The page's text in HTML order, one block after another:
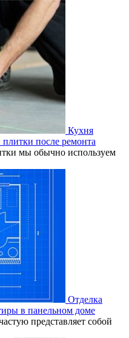
Кухня
плитки после ремонта
мы обычно используем
Отделка
в панельном доме
представляет собой